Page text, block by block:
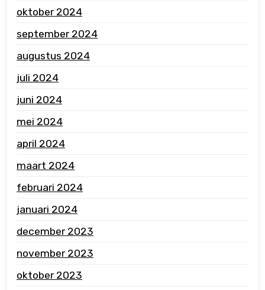
oktober 2024
september 2024
augustus 2024
juli 2024
juni 2024
mei 2024
april 2024
maart 2024
februari 2024
januari 2024
december 2023
november 2023
oktober 2023